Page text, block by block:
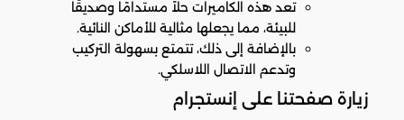
تعد هذه الكاميرات حلاً مستدامًا وصديقًا
للبيئة، مما يجعلها مثالية للأماكن النائية.
بالإضافة إلى ذلك، تتمتع بسهولة التركيب
وتدعم الاتصال اللاسلكي.
زيارة صفحتنا على إنستجرام